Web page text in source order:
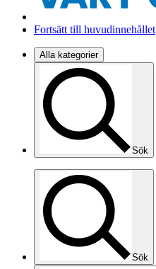
Fortsätt till huvudinnehållet
Alla kategorier
Sök
Sök